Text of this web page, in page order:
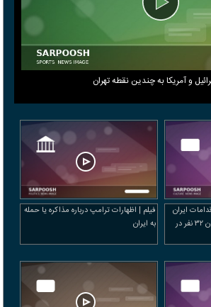
و آمریکا به چندین نقطه تهران
ایران
در ۴۷ سال گذشته و کشته شدن ۳۲ نفر در
فیلم | اظهارات ترامپ درباره مذاکره یا حمله
به ایران